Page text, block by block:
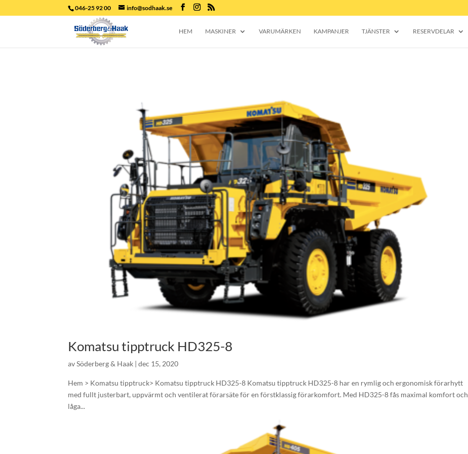
046-25 92 00 info@sodhaak.se
HEM MASKINER VARUMÄRKEN KAMPANJER TJÄNSTER RESERVDELAR
Komatsu tipptruck HD325-8
avSöderberg & Haak |dec 15, 2020
Hem > Komatsu tipptruck> Komatsu tipptruck HD325-8 Komatsu tipptruck HD325-8 har en rymlig och ergonomisk förarhytt
med fullt justerbart, uppvärmt och ventilerat förarsäte för en förstklassig förarkomfort. Med HD325-8 fås maximal komfort och
låga...